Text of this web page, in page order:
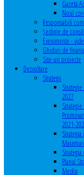
Gazeta
Noul
Responsabili
Şedinţe de
Evenimente -
Ghiduri de
Site-uri proiecte
Dezvoltare
Strategii
2027
2021-
Planul
Mediu